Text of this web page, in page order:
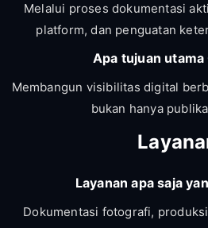
Melalui proses dokumentasi
platform, dan penguatan
Apa tujuan utama
Membangun visibilitas digital
bukan hanya
Layanan apa saja
Dokumentasi fotografi,